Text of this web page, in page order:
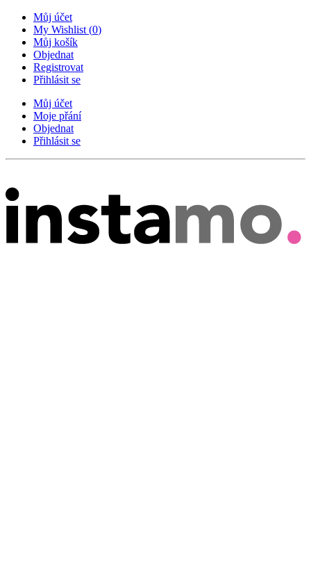
Můj účet
My Wishlist (0)
Můj košík
Objednat
Registrovat
Přihlásit se
Můj účet
Moje přání
Objednat
Přihlásit se